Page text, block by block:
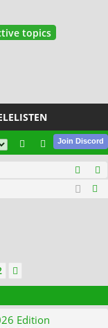
topics
Join Discord
Edition